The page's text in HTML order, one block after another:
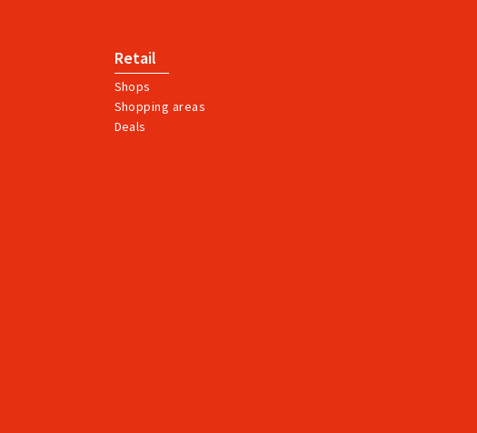
Retail
Shops
Shopping areas
Deals